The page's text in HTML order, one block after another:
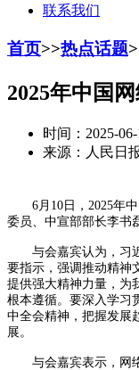
联系我们
首页>>热点话题
2025年中国
时间：2025-
来源：人民日
6月10日，2025年中
委员、中宣部部长李书
与会嘉宾认为，习近
要指示，强调推动精神
提供强大精神力量，为
根本遵循。要深入学习
中全会精神，把握发展
展。
与会嘉宾表示，网络